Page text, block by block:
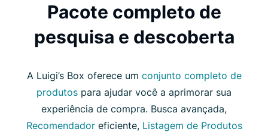
Pacote completo de
pesquisa e descoberta
A Luigi’s Box oferece um conjunto completo de
produtos para ajudar você a aprimorar sua
experiência de compra. Busca avançada,
Recomendadoreficiente, Listagem de Produtos